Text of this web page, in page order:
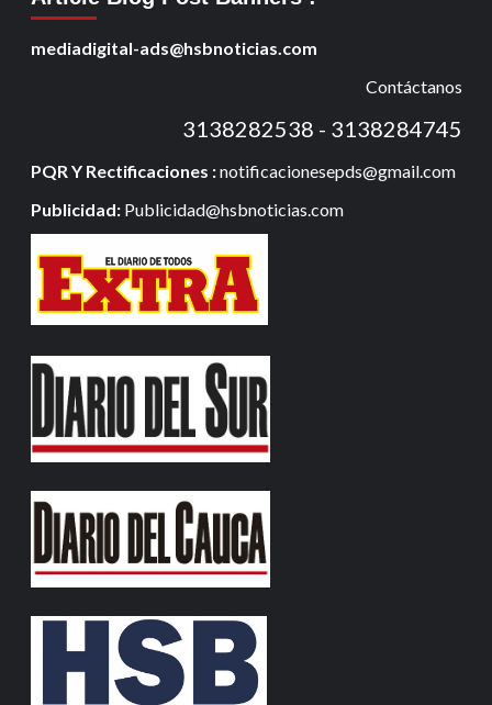
mediadigital-ads@hsbnoticias.com
Contáctanos
3138282538 - 3138284745
PQR Y Rectificaciones :notificacionesepds@gmail.com
Publicidad: Publicidad@hsbnoticias.com